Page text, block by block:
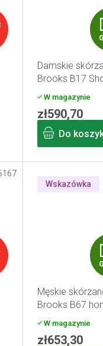
Damskie
Brooks B17
W magazynie
zł590,70
Do
Wskazówka
Męskie
Brooks B67
W magazynie
zł653,30